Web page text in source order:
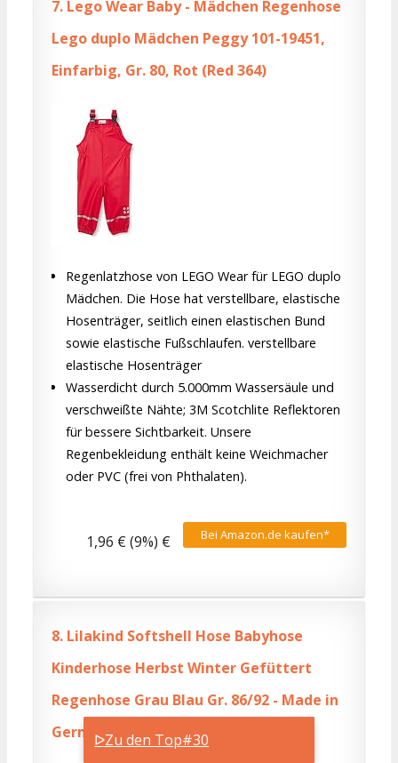
ᐅZu den Top#30
7. Lego Wear Baby - Mädchen Regenhose
Lego duplo Mädchen Peggy 101-19451,
Einfarbig, Gr. 80, Rot (Red 364)
Regenlatzhose von LEGO Wear für LEGO duplo
Mädchen. Die Hose hat verstellbare, elastische
Hosenträger, seitlich einen elastischen Bund
sowie elastische Fußschlaufen. verstellbare
elastische Hosenträger
Wasserdicht durch 5.000mm Wassersäule und
verschweißte Nähte; 3M Scotchlite Reflektoren
für bessere Sichtbarkeit. Unsere
Regenbekleidung enthält keine Weichmacher
oder PVC (frei von Phthalaten).
Bei Amazon.de kaufen*
1,96 € (9%) €
8. Lilakind Softshell Hose Babyhose
Kinderhose Herbst Winter Gefüttert
Regenhose Grau Blau Gr. 86/92 - Made in
Germany